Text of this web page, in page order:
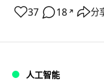
37 18 ↗ 分
人工智能